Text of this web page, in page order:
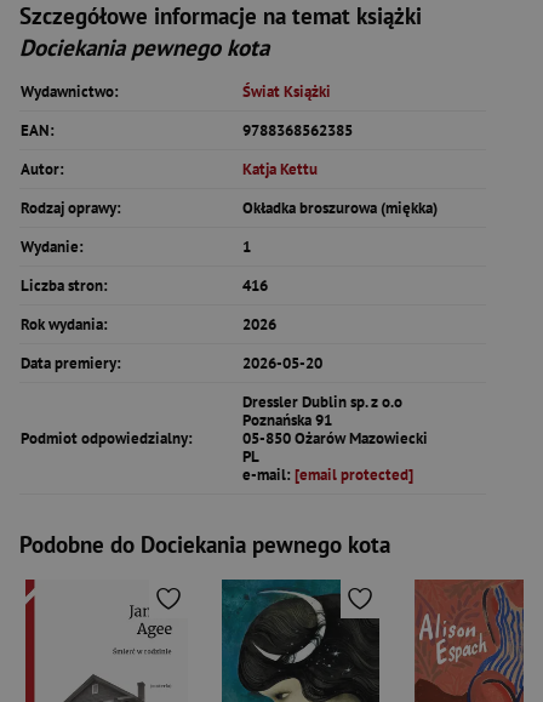
Szczegółowe informacje na temat książki
Dociekania pewnego kota
Wydawnictwo:
Świat Książki
EAN:
9788368562385
Autor:
Katja Kettu
Rodzaj oprawy:
Okładka broszurowa (miękka)
Wydanie:
1
Liczba stron:
416
Rok wydania:
2026
Data premiery:
2026-05-20
Podmiot odpowiedzialny:
Dressler Dublin sp. z o.o
Poznańska 91
05-850 Ożarów Mazowiecki
PL
e-mail: [email protected]
Podobne do Dociekania pewnego kota